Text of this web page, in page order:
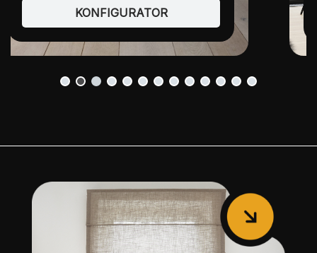
KONFIGURATOR